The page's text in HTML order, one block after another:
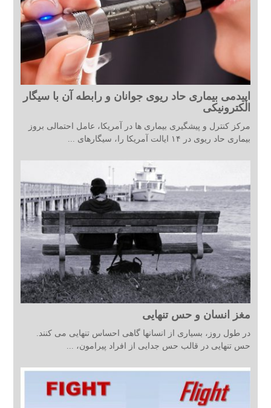
اپیدمی بیماری حاد ریوی جوانان و رابطه آن با سیگار
الکترونیکی
مرکز کنترل و پیشگیری بیماری ها در آمریکا، عامل احتمالی بروز
بیماری حاد ریوی در ۱۴ ایالت آمریکا را، سیگارهای ...
مغز انسان و حس تنهایی
در طول روز، بسیاری از انسانها گاهی احساس تنهایی می کنند.
حس تنهایی در قالب حس جدایی از افراد پیرامون، ...